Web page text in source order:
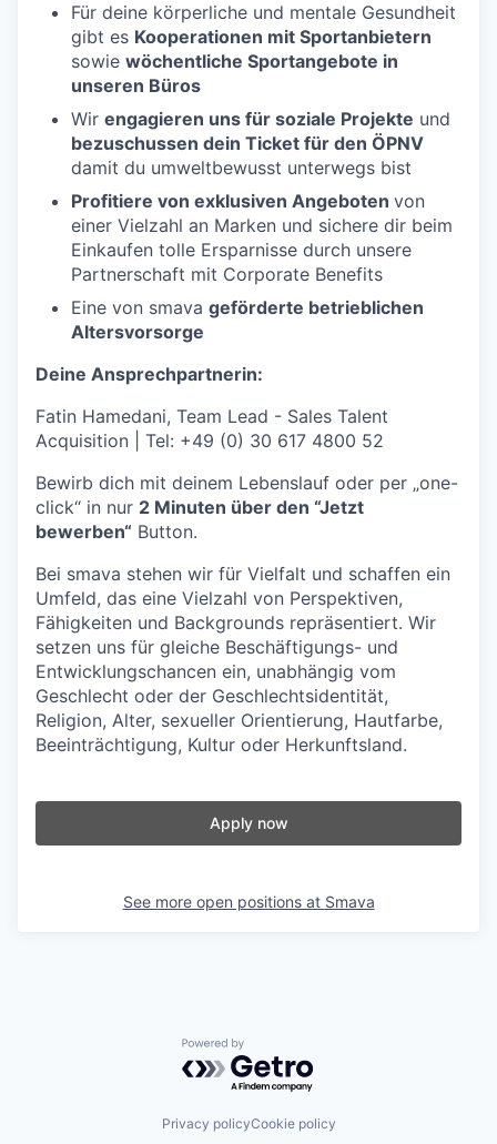
Für deine körperliche und mentale Gesundheit
gibt es Kooperationen mit Sportanbietern
sowie wöchentliche Sportangebote in
unseren Büros
Wir engagieren uns für soziale Projekte und
bezuschussen dein Ticket für den ÖPNV
damit du umweltbewusst unterwegs bist
Profitiere von exklusiven Angeboten von
einer Vielzahl an Marken und sichere dir beim
Einkaufen tolle Ersparnisse durch unsere
Partnerschaft mit Corporate Benefits
Eine von smava geförderte betrieblichen
Altersvorsorge
Deine Ansprechpartnerin:
Fatin Hamedani, Team Lead - Sales Talent
Acquisition | Tel: +49 (0) 30 617 4800 52
Bewirb dich mit deinem Lebenslauf oder per „one-
click“ in nur 2 Minuten über den “Jetzt
bewerben“ Button.
Bei smava stehen wir für Vielfalt und schaffen ein
Umfeld, das eine Vielzahl von Perspektiven,
Fähigkeiten und Backgrounds repräsentiert. Wir
setzen uns für gleiche Beschäftigungs- und
Entwicklungschancen ein, unabhängig vom
Geschlecht oder der Geschlechtsidentität,
Religion, Alter, sexueller Orientierung, Hautfarbe,
Beeinträchtigung, Kultur oder Herkunftsland.
Apply now
See more open positions at Smava
Powered by Getro.com
Privacy policyCookie policy